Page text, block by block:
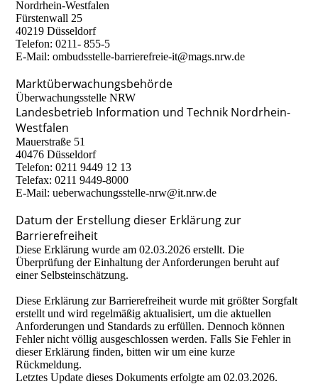
Nordrhein-Westfalen
Fürstenwall 25
40219 Düsseldorf
Telefon: 0211- 855-5
E-Mail: ombudsstelle-barrierefreie-it@mags.nrw.de
Marktüberwachungsbehörde
Überwachungsstelle NRW
Landesbetrieb Information und Technik Nordrhein-
Westfalen
Mauerstraße 51
40476 Düsseldorf
Telefon: 0211 9449 12 13
Telefax: 0211 9449-8000
E-Mail: ueberwachungsstelle-nrw@it.nrw.de
Datum der Erstellung dieser Erklärung zur
Barrierefreiheit
Diese Erklärung wurde am 02.03.2026 erstellt. Die
Überprüfung der Einhaltung der Anforderungen beruht auf
einer Selbsteinschätzung.
Diese Erklärung zur Barrierefreiheit wurde mit größter Sorgfalt
erstellt und wird regelmäßig aktualisiert, um die aktuellen
Anforderungen und Standards zu erfüllen. Dennoch können
Fehler nicht völlig ausgeschlossen werden. Falls Sie Fehler in
dieser Erklärung finden, bitten wir um eine kurze
Rückmeldung.
Letztes Update dieses Dokuments erfolgte am 02.03.2026.